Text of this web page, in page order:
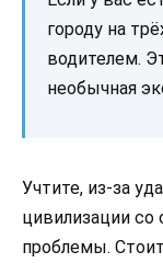
городу на
водителем.
необычная
Учтите, из-за
цивилизации со
проблемы.